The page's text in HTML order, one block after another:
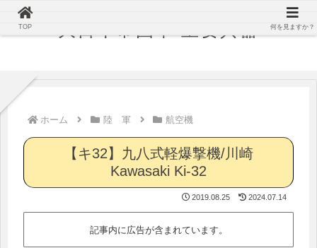
ホーム 陸 軍 航空機
【キ32】九八式軽爆撃機/川崎
Kawasaki Ki-32
2019.08.25 2024.07.14
記事内に広告が含まれています。
TOP 何を見ますか？